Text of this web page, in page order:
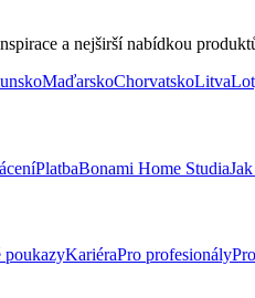
a nejširší nabídkou
MaďarskoChorvatskoLitva
PlatbaBonami Home Studia
poukazyKariéraPro profesionály